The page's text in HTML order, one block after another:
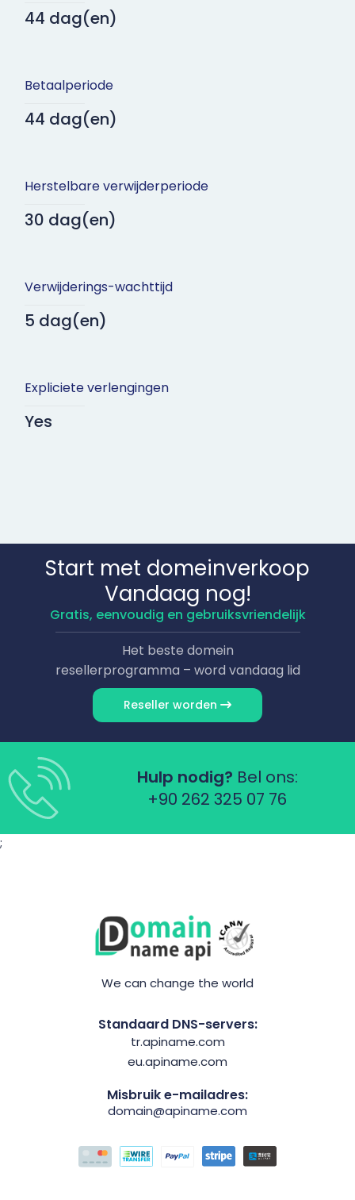
44 dag(en)
Betaalperiode
44 dag(en)
Herstelbare verwijderperiode
30 dag(en)
Verwijderings-wachttijd
5 dag(en)
Expliciete verlengingen
Yes
Start met domeinverkoop
Vandaag nog!
Gratis, eenvoudig en gebruiksvriendelijk
Het beste domein
resellerprogramma – word vandaag lid
Reseller worden
Hulp nodig? Bel ons:
+90 262 325 07 76
;
We can change the world
Standaard DNS-servers:
tr.apiname.com
eu.apiname.com
Misbruik e-mailadres:
domain@apiname.com